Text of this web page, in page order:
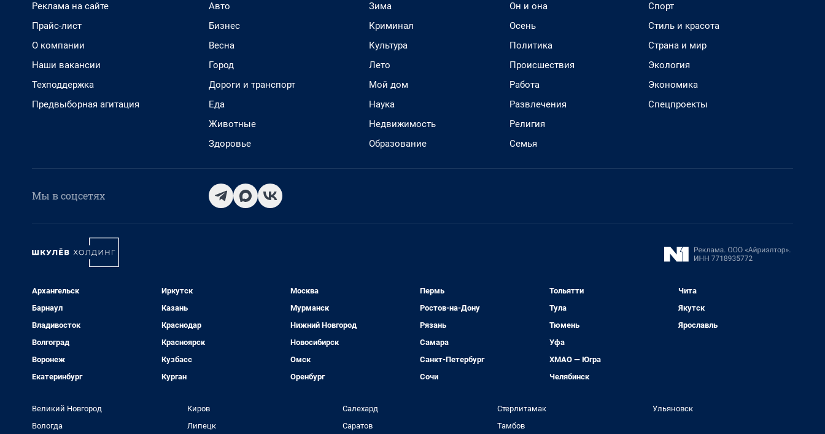
Реклама на сайте
Прайс-лист
О компании
Наши вакансии
Техподдержка
Предвыборная агитация
Авто
Бизнес
Весна
Город
Дороги и транспорт
Еда
Животные
Здоровье
Зима
Криминал
Культура
Лето
Мой дом
Наука
Недвижимость
Образование
Он и она
Осень
Политика
Происшествия
Работа
Развлечения
Религия
Семья
Спорт
Стиль и красота
Страна и мир
Экология
Экономика
Спецпроекты
Мы в соцсетях
Архангельск
Барнаул
Владивосток
Волгоград
Воронеж
Екатеринбург
Иркутск
Казань
Краснодар
Красноярск
Кузбасс
Курган
Москва
Мурманск
Нижний Новгород
Новосибирск
Омск
Оренбург
Пермь
Ростов-на-Дону
Рязань
Самара
Санкт-Петербург
Сочи
Тольятти
Тула
Тюмень
Уфа
ХМАО — Югра
Челябинск
Чита
Якутск
Ярославль
Великий Новгород
Вологда
Киров
Липецк
Салехард
Саратов
Стерлитамак
Тамбов
Ульяновск